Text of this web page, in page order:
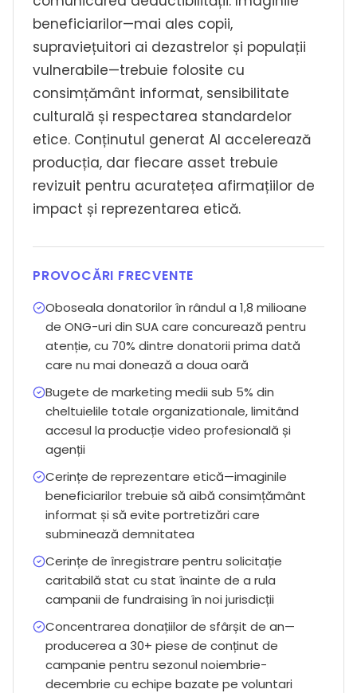
beneficiarilor—mai ales copii,
supraviețuitori ai dezastrelor și populații
vulnerabile—trebuie folosite cu
consimțământ informat, sensibilitate
culturală și respectarea standardelor
etice. Conținutul generat AI accelerează
producția, dar fiecare asset trebuie
revizuit pentru acuratețea afirmațiilor de
impact și reprezentarea etică.
PROVOCĂRI FRECVENTE
Oboseala donatorilor în rândul a 1,8 milioane
de ONG-uri din SUA care concurează pentru
atenție, cu 70% dintre donatorii prima dată
care nu mai donează a doua oară
Bugete de marketing medii sub 5% din
cheltuielile totale organizationale, limitând
accesul la producție video profesională și
agenții
Cerințe de reprezentare etică—imaginile
beneficiarilor trebuie să aibă consimțământ
informat și să evite portretizări care
subminează demnitatea
Cerințe de înregistrare pentru solicitație
caritabilă stat cu stat înainte de a rula
campanii de fundraising în noi jurisdicții
Concentrarea donațiilor de sfârșit de an—
producerea a 30+ piese de conținut de
campanie pentru sezonul noiembrie-
decembrie cu echipe bazate pe voluntari